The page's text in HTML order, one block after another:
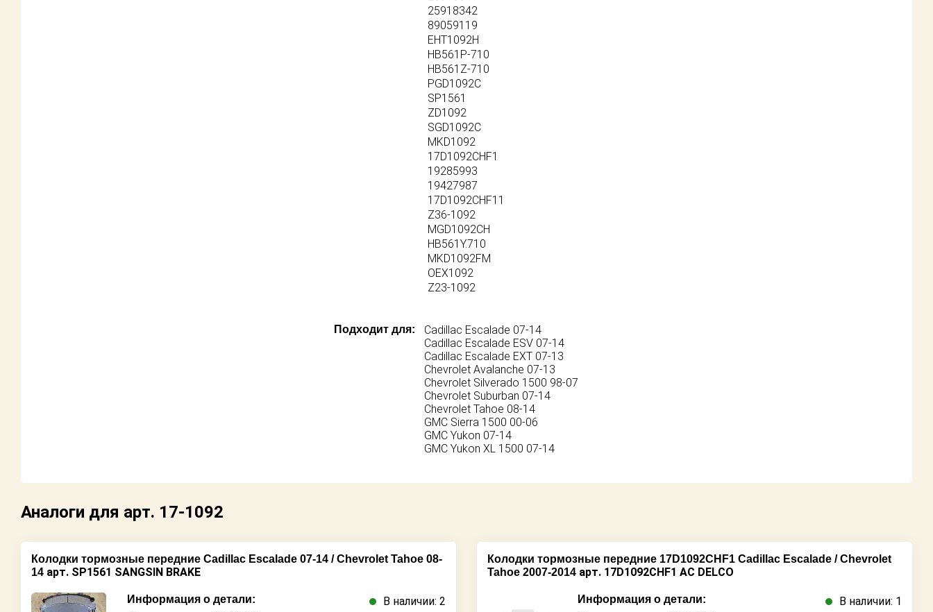
25918342
89059119
EHT1092H
HB561P-710
HB561Z-710
PGD1092C
SP1561
ZD1092
SGD1092C
MKD1092
17D1092CHF1
19285993
19427987
17D1092CHF11
Z36-1092
MGD1092CH
HB561Y.710
MKD1092FM
OEX1092
Z23-1092
Подходит для:
Cadillac Escalade 07-14
Cadillac Escalade ESV 07-14
Cadillac Escalade EXT 07-13
Chevrolet Avalanche 07-13
Chevrolet Silverado 1500 98-07
Chevrolet Suburban 07-14
Chevrolet Tahoe 08-14
GMC Sierra 1500 00-06
GMC Yukon 07-14
GMC Yukon XL 1500 07-14
Аналоги для арт. 17-1092
Колодки тормозные передние Cadillac Escalade 07-14 / Chevrolet Tahoe 08-
14 арт. SP1561 SANGSIN BRAKE
Информация о детали:
В наличии: 2
Колодки тормозные передние 17D1092CHF1 Cadillac Escalade / Chevrolet
Tahoe 2007-2014 арт. 17D1092CHF1 AC DELCO
Информация о детали:
В наличии: 1